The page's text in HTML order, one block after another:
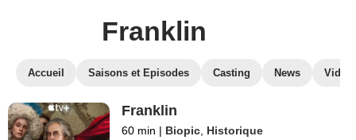
Franklin
Accueil Saisons et Episodes Casting News
Franklin
60 min | Biopic Historique